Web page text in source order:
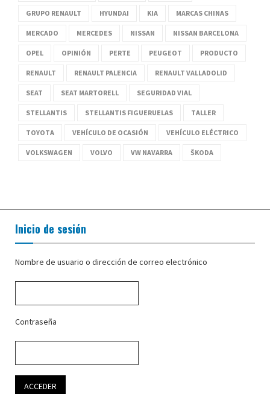
GRUPO RENAULT HYUNDAI KIA MARCAS CHINAS
MERCADO MERCEDES NISSAN NISSAN BARCELONA
OPEL OPINIÓN PERTE PEUGEOT PRODUCTO
RENAULT RENAULT PALENCIA RENAULT VALLADOLID
SEAT SEAT MARTORELL SEGURIDAD VIAL
STELLANTIS STELLANTIS FIGUERUELAS TALLER
TOYOTA VEHÍCULO DE OCASIÓN VEHÍCULO ELÉCTRICO
VOLKSWAGEN VOLVO VW NAVARRA ŠKODA
Inicio de sesión
Nombre de usuario o dirección de correo electrónico
Contraseña